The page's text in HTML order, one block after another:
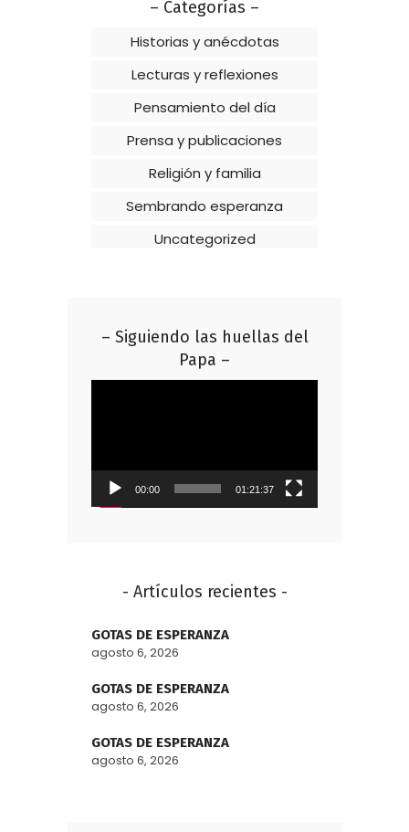
– Categorías –
Historias y anécdotas
Lecturas y reflexiones
Pensamiento del día
Prensa y publicaciones
Religión y familia
Sembrando esperanza
Uncategorized
– Siguiendo las huellas del
Papa –
00:00 01:21:37
- Artículos recientes -
GOTAS DE ESPERANZA
agosto 6, 2026
GOTAS DE ESPERANZA
agosto 6, 2026
GOTAS DE ESPERANZA
agosto 6, 2026